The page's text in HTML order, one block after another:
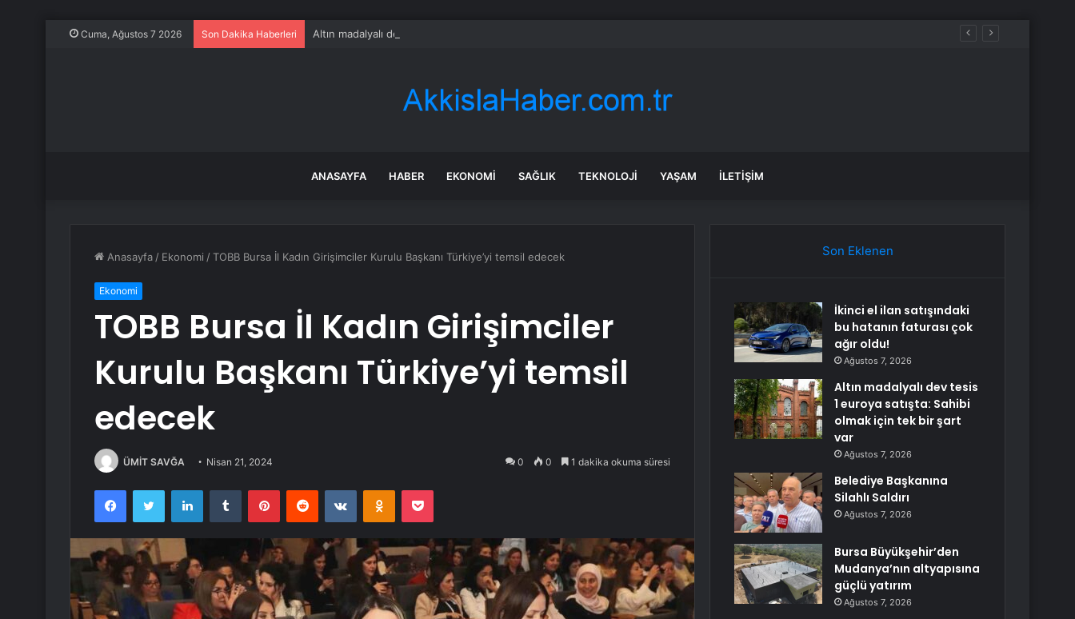
Cuma, Ağustos 7 2026 Son Dakika Haberleri Altın madalyalı dev tesis 1 euroya satışta: Sahibi olmak için tek bir şart var
ANASAYFA HABER EKONOMI SAĞLIK TEKNOLOJI YAŞAM İLETIŞIM
Anasayfa / Ekonomi /TOBB Bursa İl Kadın Girişimciler Kurulu Başkanı Türkiye’yi temsil edecek
Ekonomi
TOBB Bursa İl Kadın Girişimciler
Kurulu Başkanı Türkiye’yi temsil
edecek
ÜMİT SAVĞA Nisan 21, 2024 0 0 1 dakika okuma süresi
FacebookTwitter LinkedInTumblr PinterestReddit VKontakteOdnoklassniki
Pocket
Son Eklenen
İkinci el ilan satışındaki
bu hatanın faturası çok
ağır oldu!
Ağustos 7, 2026
Altın madalyalı dev tesis
1 euroya satışta: Sahibi
olmak için tek bir şart
var
Ağustos 7, 2026
Belediye Başkanına
Silahlı Saldırı
Ağustos 7, 2026
Bursa Büyükşehir’den
Mudanya’nın altyapısına
güçlü yatırım
Ağustos 7, 2026